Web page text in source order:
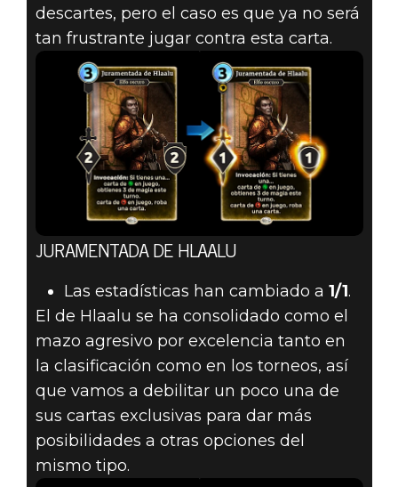
descartes, pero el caso es que ya no será
tan frustrante jugar contra esta carta.
JURAMENTADA DE HLAALU
Las estadísticas han cambiado a 1/1.
El de Hlaalu se ha consolidado como el
mazo agresivo por excelencia tanto en
la clasificación como en los torneos, así
que vamos a debilitar un poco una de
sus cartas exclusivas para dar más
posibilidades a otras opciones del
mismo tipo.